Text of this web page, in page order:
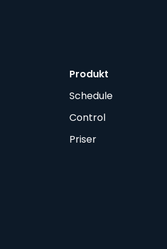
Produkt
Schedule
Control
Priser